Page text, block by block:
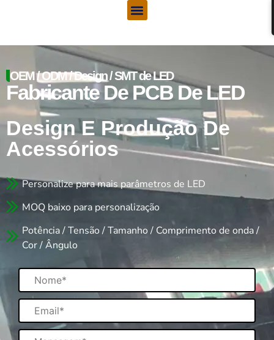
conteúdo
Menu
OEM / ODM / Design / SMT de LED
Fabricante De PCB De LED
Design E Produção De
Acessórios
Personalize para mais parâmetros de LED
MOQ baixo para personalização
Potência / Tensão / Tamanho / Comprimento de onda /
Cor / Ângulo
Nome
Email
Mensagem